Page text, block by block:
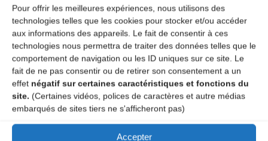
Pour offrir les meilleures expériences, nous utilisons des
technologies telles que les cookies pour stocker et/ou accéder
aux informations des appareils. Le fait de consentir à ces
technologies nous permettra de traiter des données telles que le
comportement de navigation ou les ID uniques sur ce site. Le
fait de ne pas consentir ou de retirer son consentement a un
effet négatif sur certaines caractéristiques et fonctions du
site. (Certaines vidéos, polices de caractères et autre médias
embarqués de sites tiers ne s'afficheront pas)
Accepter
Catégories
Agenda
Concert et bal acoustique
Bal trad avec Di Mach